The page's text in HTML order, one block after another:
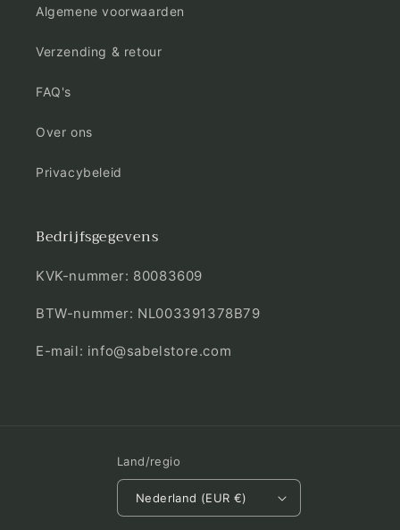
Algemene voorwaarden
Verzending & retour
FAQ's
Over ons
Privacybeleid
Bedrijfsgegevens
KVK-nummer: 80083609
BTW-nummer: NL003391378B79
E-mail: info@sabelstore.com
Land/regio
Nederland (EUR €)